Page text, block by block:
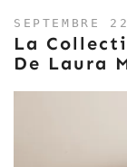
SEPTEMBRE
La
De Laura